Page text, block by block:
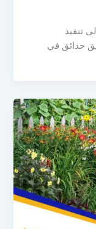
تنفيذ
حدائق في